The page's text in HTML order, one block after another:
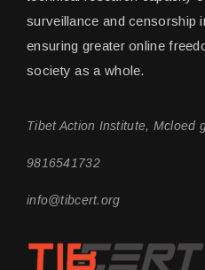
surveillance and censorship
ensuring greater online
society as a whole.
Tibet Action Institute, Mcloed
9816541732
info@tibcert.org